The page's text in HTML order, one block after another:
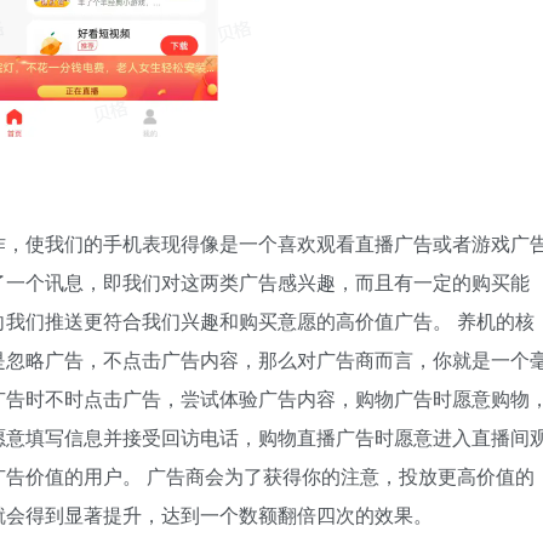
使我们的手机表现得像是一个喜欢观看直播广告或者游戏广
个讯息，即我们对这两类广告感兴趣，而且有一定的购买能
们推送更符合我们兴趣和购买意愿的高价值广告。 养机的核
略广告，不点击广告内容，那么对广告商而言，你就是一个
时不时点击广告，尝试体验广告内容，购物广告时愿意购物
填写信息并接受回访电话，购物直播广告时愿意进入直播间
价值的用户。 广告商会为了获得你的注意，投放更高价值的
得到显著提升，达到一个数额翻倍四次的效果。